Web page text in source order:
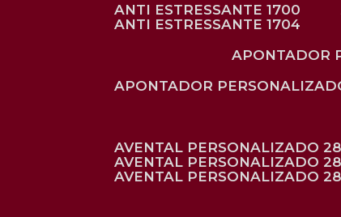
ANTI ESTRESSANTE 1700
ANTI ESTRESSANTE 1704
APONTADOR
AVENTAL PERSONALIZADO
AVENTAL PERSONALIZADO
AVENTAL PERSONALIZADO